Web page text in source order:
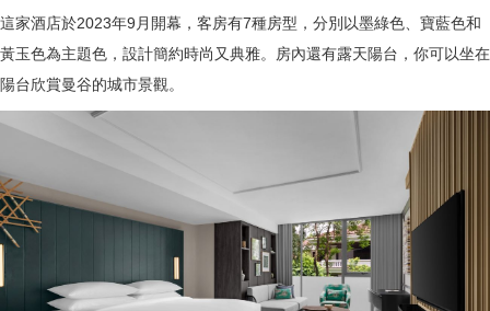
這家酒店於2023年9月開幕，客房有7種房型，分別以墨綠色、寶藍色和
黃玉色為主題色，設計簡約時尚又典雅。房內還有露天陽台，你可以坐在
陽台欣賞曼谷的城市景觀。